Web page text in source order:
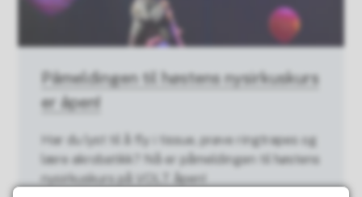
Påmeldingen til høstens nysirkuskurs
er åpen!
Har du lyst til å fly i tissue, prøve ringtrapes og
lære akrobatikk? Nå er påmeldingen til høstens
nysirkuskurs på VOLT åpen!